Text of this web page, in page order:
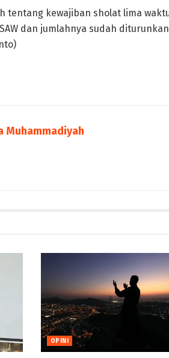
tentang kewajiban sholat lima
dan jumlahnya sudah
Muhammadiyah
OPINI